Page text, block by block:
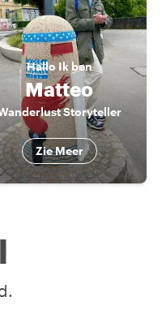
Hallo Ik ben
Matteo
Storyteller
Zie Meer